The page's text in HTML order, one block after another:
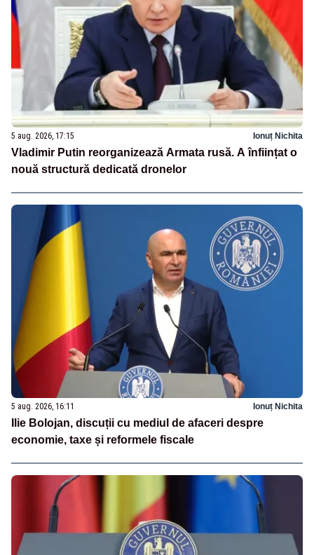
5 aug. 2026, 17:15 Ionuț Nichita
Vladimir Putin reorganizează Armata rusă. A înființat o
nouă structură dedicată dronelor
5 aug. 2026, 16:11 Ionuț Nichita
Ilie Bolojan, discuții cu mediul de afaceri despre
economie, taxe și reformele fiscale